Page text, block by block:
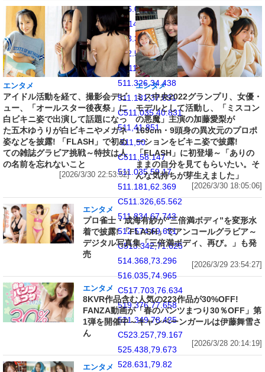
516.035,25.035
C514.368,26.702
513.342,28.377
512.574,30.349
C511.834,32.258
511.326,34.438
511.181,37.631
C511.035,40.831
511,41.851
511,50
C511,58.147
511.035,59.17
511.181,62.369
C511.326,65.562
511.834,67.743
512.574,69.651
C513.342,71.625
514.368,73.296
516.035,74.965
C517.703,76.634
519.376,77.658
521.349,78.425
C523.257,79.167
525.438,79.673
528.631,79.82
エンタメ
アイドル活動を経て、撮影会デビ
ュー、「オールスター後夜祭」に
白ビキニ姿で出演して話題になっ
た五木ゆうりが白ビキニやメガネ
姿などを披露! 「FLASH」で初め
ての雑誌グラビア挑戦～特技は人
の名前を忘れないこと
[2026/3/30 22:53:52]
エンタメ
ミス中央2022グランプリ、女優・
モデルとして活動し、「ミスコン
の悪魔」主演の加藤愛梨が
169cm・9頭身の異次元のプロポ
ーションをビキニ姿で披露!
「FLASH」に初登場～「ありの
ままの自分を見てもらいたい。そ
んな気持ちが芽生えました」
[2026/3/30 18:05:06]
エンタメ
プロ雀士・成海有紗が“三倍満ボディ”を変形水
着で披露! 「FLASH」でアンコールグラビア～
デジタル写真集「三倍満ボディ、再び。」も発
売
[2026/3/29 23:54:27]
エンタメ
8KVR作品含む人気の223作品が30%OFF!
FANZA動画が「春のパンツまつり30％OFF」第
1弾を開催中～キャンペーンガールは伊藤舞雪さ
ん
[2026/3/28 20:14:19]
エンタメ